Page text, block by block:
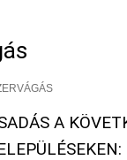
A